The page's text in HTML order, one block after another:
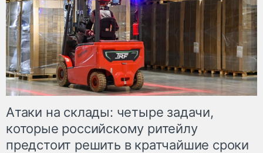
Атаки на склады: четыре задачи,
которые российскому ритейлу
предстоит решить в кратчайшие сроки